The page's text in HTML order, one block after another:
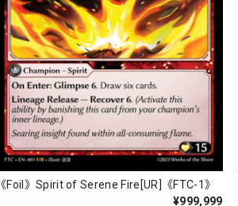
《Foil》Spirit of Serene Fire[UR]《FTC-1》
¥999,999